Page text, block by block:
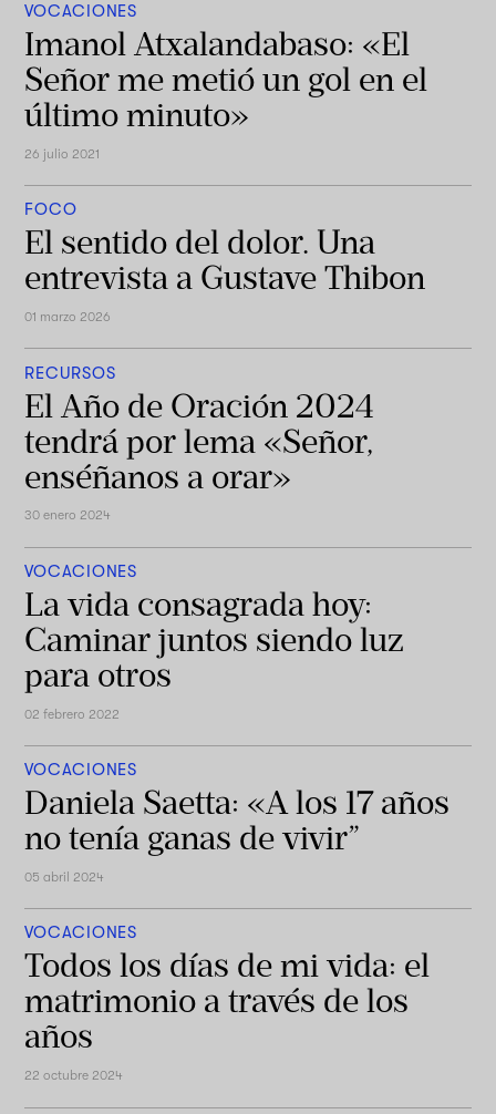
VOCACIONES
Imanol Atxalandabaso: «El
Señor me metió un gol en el
último minuto»
26 julio 2021
FOCO
El sentido del dolor. Una
entrevista a Gustave Thibon
01 marzo 2026
RECURSOS
El Año de Oración 2024
tendrá por lema «Señor,
enséñanos a orar»
30 enero 2024
VOCACIONES
La vida consagrada hoy:
Caminar juntos siendo luz
para otros
02 febrero 2022
VOCACIONES
Daniela Saetta: «A los 17 años
no tenía ganas de vivir”
05 abril 2024
VOCACIONES
Todos los días de mi vida: el
matrimonio a través de los
años
22 octubre 2024